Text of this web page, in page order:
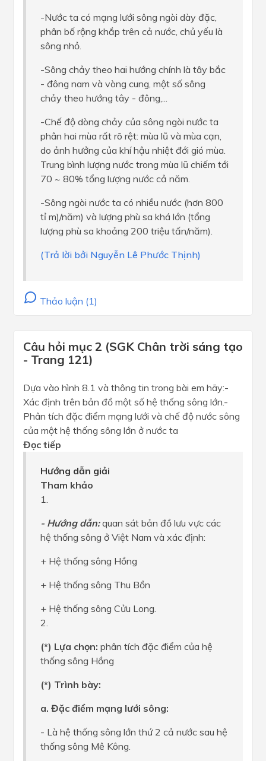
-Nước ta có mạng lưới sông ngòi dày đặc,
phân bố rộng khắp trên cả nước, chủ yếu là
sông nhỏ.
-Sông chảy theo hai hướng chính là tây bắc
- đông nam và vòng cung, một số sông
chảy theo hướng tây - đông,...
-Chế độ dòng chảy của sông ngòi nước ta
phân hai mùa rất rõ rệt: mùa lũ và mùa cạn,
do ảnh hưởng của khí hậu nhiệt đới gió mùa.
Trung bình lượng nước trong mùa lũ chiếm tới
70 ~ 80% tổng lượng nước cả năm.
-Sông ngòi nước ta có nhiều nước (hơn 800
tỉ m)/năm) và lượng phù sa khá lớn (tổng
lượng phù sa khoảng 200 triệu tấn/năm).
(Trả lời bởi Nguyễn Lê Phước Thịnh)
Thảo luận (1)
Câu hỏi mục 2 (SGK Chân trời sáng tạo
- Trang 121)
Dựa vào hình 8.1 và thông tin trong bài em hãy:-
Xác định trên bản đồ một số hệ thống sông lớn.-
Phân tích đặc điểm mạng lưới và chế độ nước sông
của một hệ thống sông lớn ở nước ta
Đọc tiếp
Hướng dẫn giải
Tham khảo
1.
- Hướng dẫn:quan sát bản đồ lưu vực các
hệ thống sông ở Việt Nam và xác định:
+ Hệ thống sông Hồng
+ Hệ thống sông Thu Bồn
+ Hệ thống sông Cửu Long.
2.
(*) Lựa chọn: phân tích đặc điểm của hệ
thống sông Hồng
(*) Trình bày:
a. Đặc điểm mạng lưới sông:
- Là hệ thống sông lớn thứ 2 cả nước sau hệ
thống sông Mê Kông.